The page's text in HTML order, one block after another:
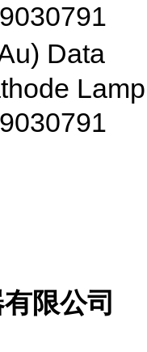
Data
Lamp
限公司